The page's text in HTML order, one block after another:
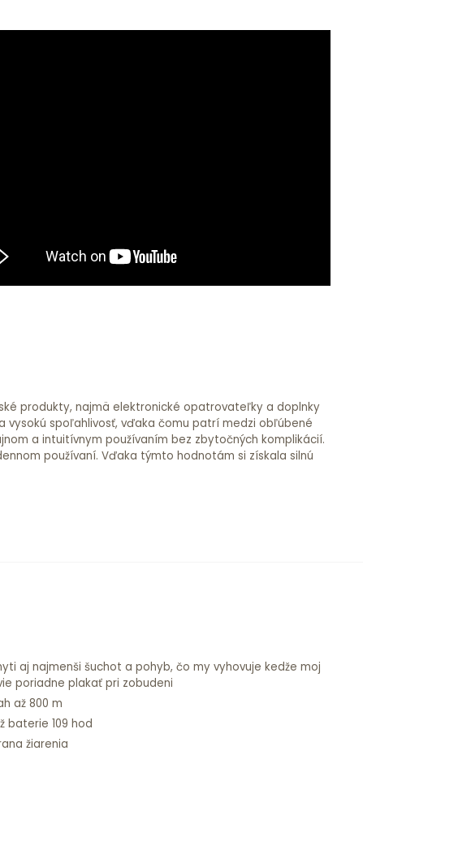
produkty, najmä elektronické opatrovateľky a doplnky
vysokú spoľahlivosť, vďaka čomu patrí medzi obľúbené
a intuitívnym používaním bez zbytočných komplikácií.
používaní. Vďaka týmto hodnotám si získala silnú
aj najmenši šuchot a pohyb, čo my vyhovuje kedže moj
poriadne plakať pri zobudeni
až 800 m
baterie 109 hod
žiarenia